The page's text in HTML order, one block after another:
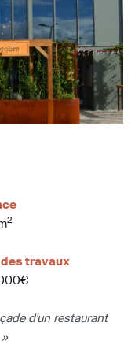
2
travaux
d'un restaurant